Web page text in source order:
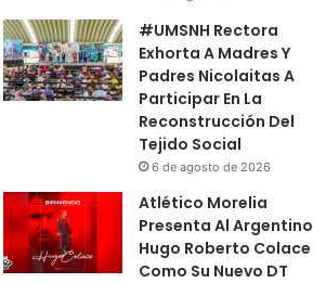
#UMSNH Rectora
Exhorta A Madres Y
Padres Nicolaitas A
Participar En La
Reconstrucción Del
Tejido Social
6 de agosto de 2026
Atlético Morelia
Presenta Al Argentino
Hugo Roberto Colace
Como Su Nuevo DT